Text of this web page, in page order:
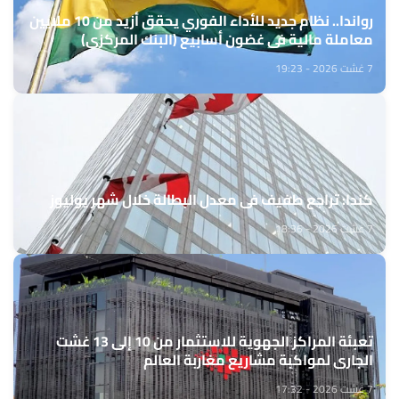
رواندا.. نظام جديد للأداء الفوري يحقق أزيد من 10 ملايين
معاملة مالية في غضون أسابيع (البنك المركزي)
7 غشت 2026 - 19:23
كندا: تراجع طفيف في معدل البطالة خلال شهر يوليوز
7 غشت 2026 - 18:36
تعبئة المراكز الجهوية للاستثمار من 10 إلى 13 غشت
الجاري لمواكبة مشاريع مغاربة العالم
7 غشت 2026 - 17:32